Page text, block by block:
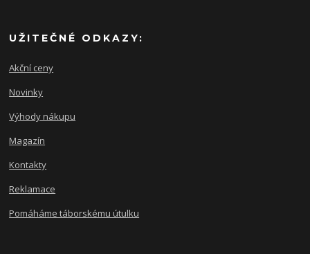
UŽITEČNÉ ODKAZY:
Akční ceny
Novinky
Výhody nákupu
Magazín
Kontakty
Reklamace
Pomáháme táborskému útulku